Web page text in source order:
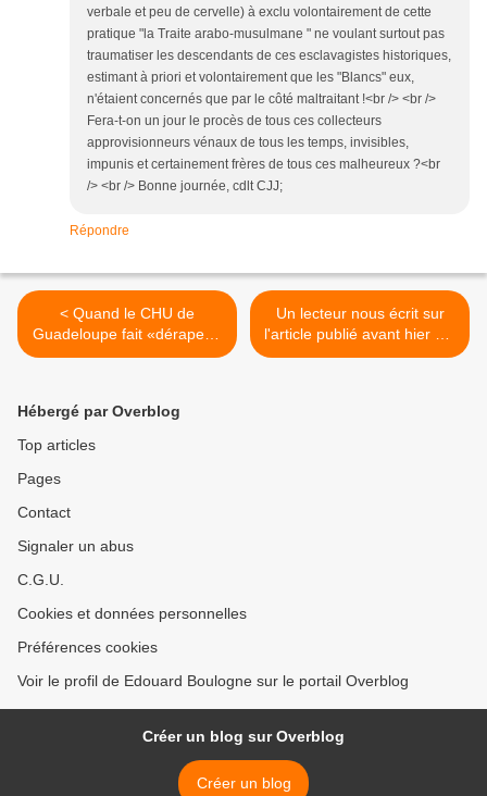
verbale et peu de cervelle) à exclu volontairement de cette
pratique "la Traite arabo-musulmane " ne voulant surtout pas
traumatiser les descendants de ces esclavagistes historiques,
estimant à priori et volontairement que les "Blancs" eux,
n'étaient concernés que par le côté maltraitant !<br /> <br />
Fera-t-on un jour le procès de tous ces collecteurs
approvisionneurs vénaux de tous les temps, invisibles,
impunis et certainement frères de tous ces malheureux ?<br
/> <br /> Bonne journée, cdlt CJJ;
Répondre
< Quand le CHU de
Guadeloupe fait «déraper »
le député Elie Califer !
Un lecteur nous écrit sur
l'article publié avant hier sur
l'esclavage des blancs. >
Hébergé par Overblog
Top articles
Pages
Contact
Signaler un abus
C.G.U.
Cookies et données personnelles
Préférences cookies
Voir le profil de Edouard Boulogne sur le portail Overblog
Créer un blog sur Overblog
Créer un blog